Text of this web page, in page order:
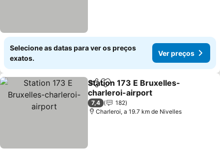
Selecione as datas para ver os preços
exatos.
Ver preços
PartilharAdicionar aos favoritos
Station 173 E Bruxelles-
charleroi-airport
Ver preços
7,4
182
Charleroi, a 19.7 km de Nivelles